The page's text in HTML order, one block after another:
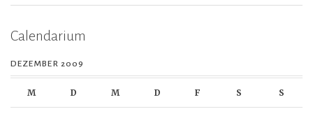
Calendarium
DEZEMBER 2009
M D M D F S S